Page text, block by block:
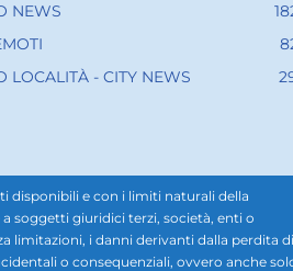
NEWS
LOCALITÀ - CITY NEWS
disponibili e con i limiti naturali della
soggetti giuridici terzi, società, enti o
limitazioni, i danni derivanti dalla perdita di
o consequenziali, ovvero anche